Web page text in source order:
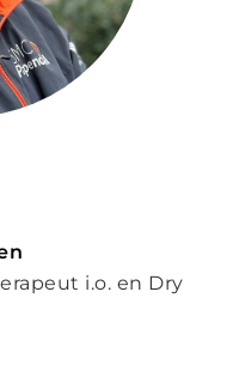
i.o. en Dry